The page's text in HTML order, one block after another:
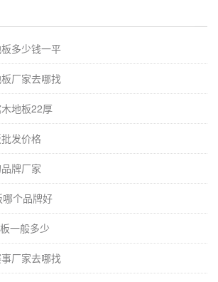
板是有实木制作的害怕潮湿，所以体育场馆
湿工作，如果测量体育场馆铺装混凝土地面
通风干燥。-[运动木地板厂家]
多少钱一平
厂家去哪找
地板22厚
发价格
牌厂家
个品牌好
一般多少
厂家去哪找